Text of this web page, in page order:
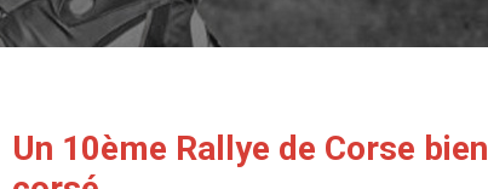
Un 10ème Rallye de Corse bien